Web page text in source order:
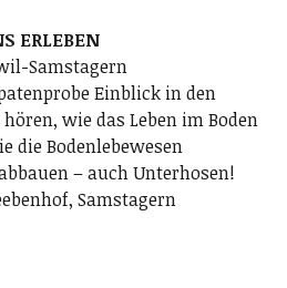
ERLEBEN
Samstagern
Einblick in den
wie das Leben im Boden
die Bodenlebewesen
– auch Unterhosen!
Samstagern